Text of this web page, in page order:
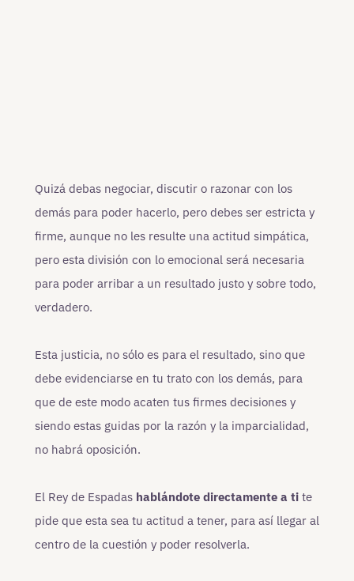
Quizá debas negociar, discutir o razonar con los
demás para poder hacerlo, pero debes ser estricta y
firme, aunque no les resulte una actitud simpática,
pero esta división con lo emocional será necesaria
para poder arribar a un resultado justo y sobre todo,
verdadero.
Esta justicia, no sólo es para el resultado, sino que
debe evidenciarse en tu trato con los demás, para
que de este modo acaten tus firmes decisiones y
siendo estas guidas por la razón y la imparcialidad,
no habrá oposición.
El Rey de Espadas hablándote directamente a ti te
pide que esta sea tu actitud a tener, para así llegar al
centro de la cuestión y poder resolverla.